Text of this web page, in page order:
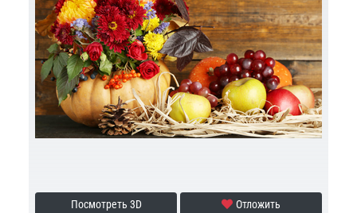
Посмотреть 3D Отложить